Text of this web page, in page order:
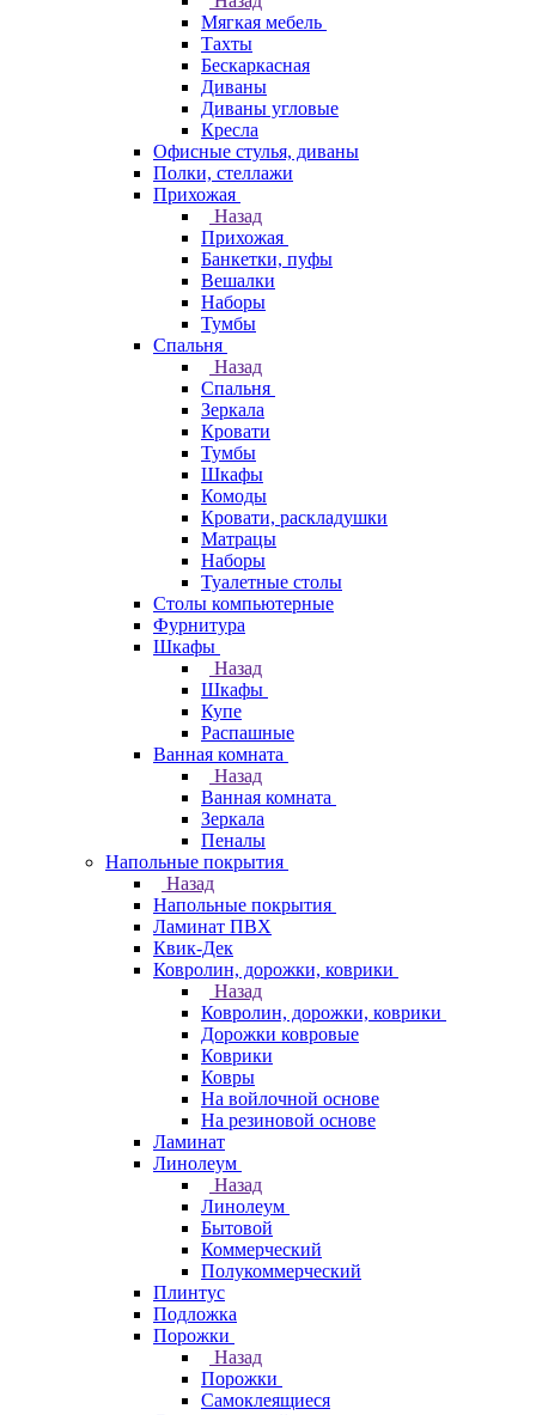
Мягкая мебель
Тахты
Бескаркасная
Диваны
Диваны угловые
Кресла
Офисные стулья, диваны
Полки, стеллажи
Прихожая
Назад
Прихожая
Банкетки, пуфы
Вешалки
Наборы
Тумбы
Спальня
Назад
Спальня
Зеркала
Кровати
Тумбы
Шкафы
Комоды
Кровати, раскладушки
Матрацы
Наборы
Туалетные столы
Столы компьютерные
Фурнитура
Шкафы
Назад
Шкафы
Купе
Распашные
Ванная комната
Назад
Ванная комната
Зеркала
Пеналы
Напольные покрытия
Назад
Напольные покрытия
Ламинат ПВХ
Квик-Дек
Ковролин, дорожки, коврики
Назад
Ковролин, дорожки, коврики
Дорожки ковровые
Коврики
Ковры
На войлочной основе
На резиновой основе
Ламинат
Линолеум
Назад
Линолеум
Бытовой
Коммерческий
Полукоммерческий
Плинтус
Подложка
Порожки
Назад
Порожки
Самоклеящиеся